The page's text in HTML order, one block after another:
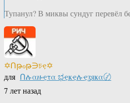
Тупанул? В миквы сундуг перевёл
✡Ոթℴթ∋চҿ✡
для Ոሉαዙҿτα ಭҿҝҿሉҿʓяҝα〄
7 лет назад